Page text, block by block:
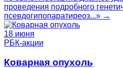
проведения подробного
псевдогипопаратиреоз...» →
18 июня
РБК-акции
Коварная опухоль